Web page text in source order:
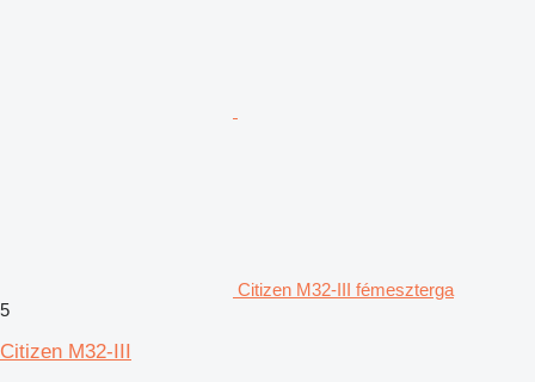
Citizen M32-III fémeszterga
5
Citizen M32-III